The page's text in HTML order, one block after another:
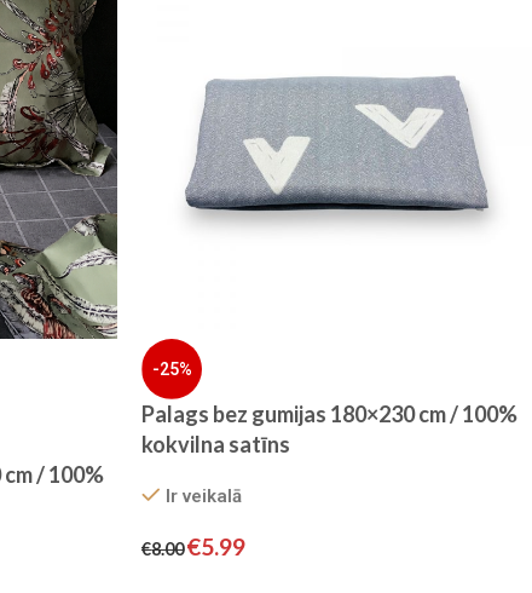
/ 100%
-25%
Palags bez gumijas 180×230 cm / 100%
kokvilna satīns
Ir veikalā
€8.00€5.99